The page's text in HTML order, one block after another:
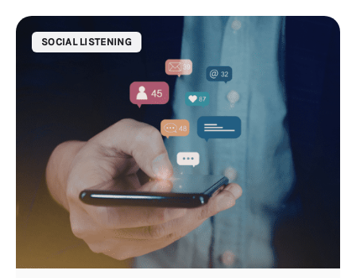
SOCIAL LISTENING